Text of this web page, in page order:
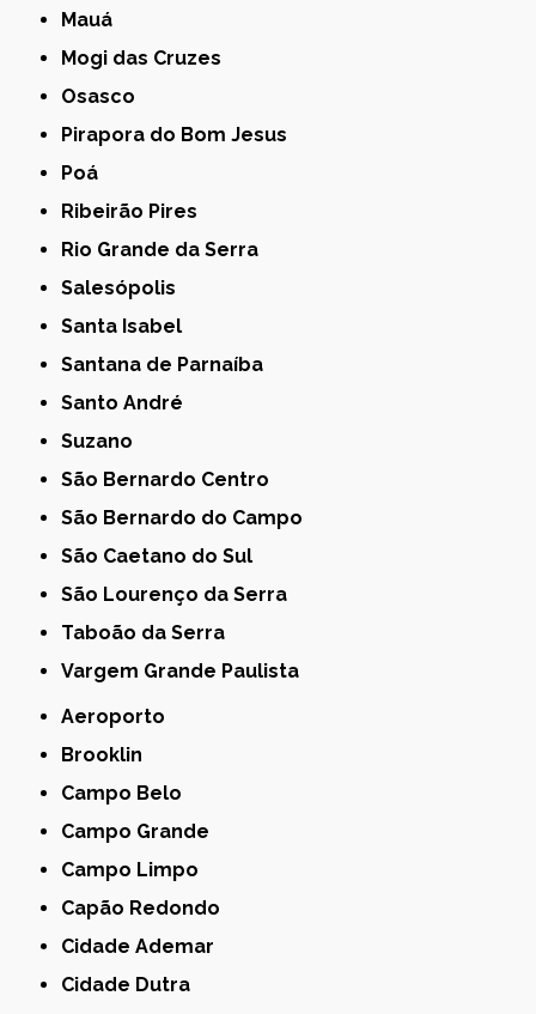
Mauá
Mogi das Cruzes
Osasco
Pirapora do Bom Jesus
Poá
Ribeirão Pires
Rio Grande da Serra
Salesópolis
Santa Isabel
Santana de Parnaíba
Santo André
Suzano
São Bernardo Centro
São Bernardo do Campo
São Caetano do Sul
São Lourenço da Serra
Taboão da Serra
Vargem Grande Paulista
Aeroporto
Brooklin
Campo Belo
Campo Grande
Campo Limpo
Capão Redondo
Cidade Ademar
Cidade Dutra